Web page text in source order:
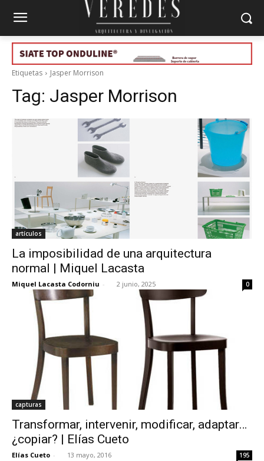
Etiquetas Jasper Morrison
Tag: Jasper Morrison
artículos
La imposibilidad de una arquitectura
normal | Miquel Lacasta
Miquel Lacasta Codorniu - 2 junio, 2025 0
capturas
Transformar, intervenir, modificar, adaptar…
¿copiar? | Elías Cueto
Elías Cueto - 13 mayo, 2016 195